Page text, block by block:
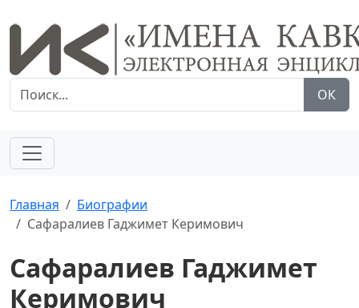
ОК
Главная
Биографии
Сафаралиев Гаджимет Керимович
Сафаралиев Гаджимет
Керимович